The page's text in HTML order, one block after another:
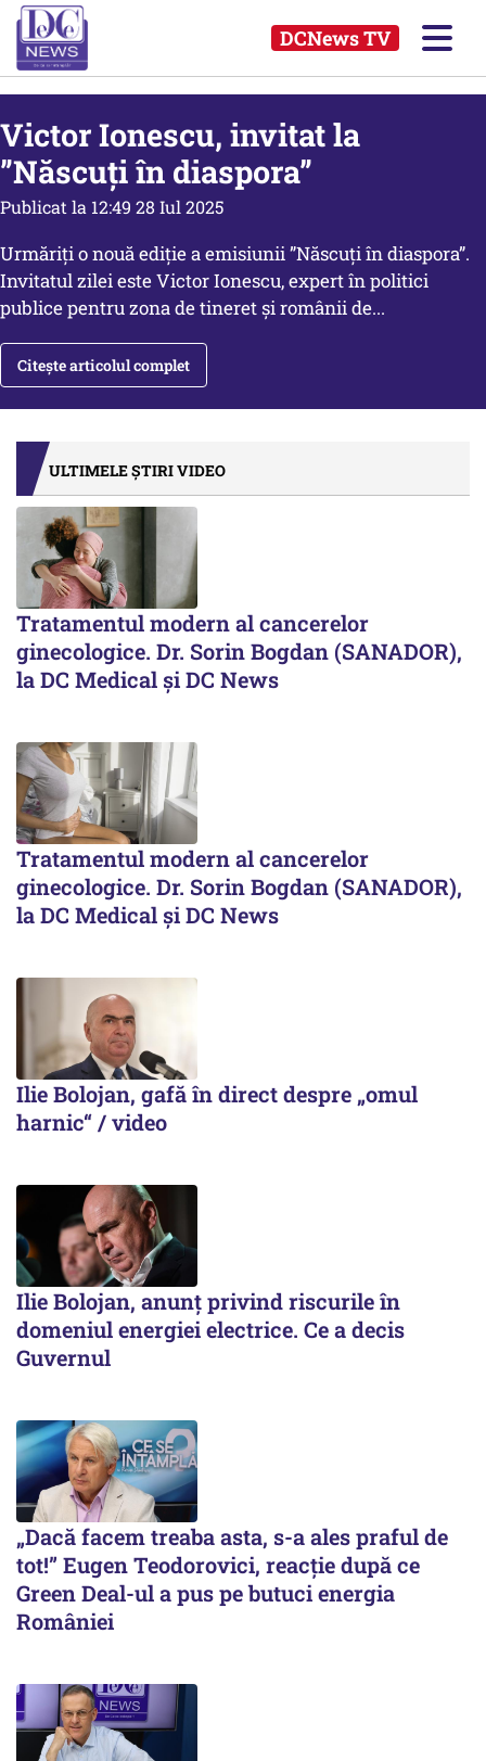
DCNews TV
Victor Ionescu, invitat la
”Născuți în diaspora”
Publicat la 12:49 28 Iul 2025
Urmăriți o nouă ediție a emisiunii ”Născuți în diaspora”.
Invitatul zilei este Victor Ionescu, expert în politici
publice pentru zona de tineret și românii de...
Citește articolul complet
ULTIMELE ȘTIRI VIDEO
Tratamentul modern al cancerelor
ginecologice. Dr. Sorin Bogdan (SANADOR),
la DC Medical și DC News
Tratamentul modern al cancerelor
ginecologice. Dr. Sorin Bogdan (SANADOR),
la DC Medical și DC News
Ilie Bolojan, gafă în direct despre „omul
harnic“ / video
Ilie Bolojan, anunț privind riscurile în
domeniul energiei electrice. Ce a decis
Guvernul
„Dacă facem treaba asta, s-a ales praful de
tot!” Eugen Teodorovici, reacție după ce
Green Deal-ul a pus pe butuci energia
României